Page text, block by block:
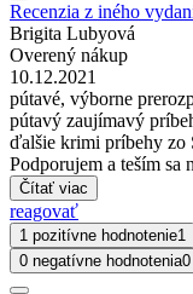
Recenzia z iného
Brigita Lubyová
Overený nákup
10.12.2021
pútavé, výborne
pútavý zaujímavý
ďalšie krimi príbehy zo
Podporujem a teším sa
Čítať viac
reagovať
1 pozitívne hodnotenie1
0 negatívne hodnotenia0